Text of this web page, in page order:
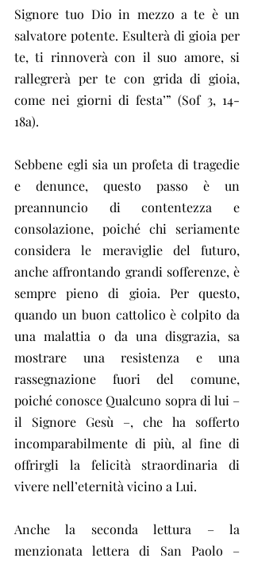
Signore tuo Dio in mezzo a te è un
salvatore potente. Esulterà di gioia per
te, ti rinnoverà con il suo amore, si
rallegrerà per te con grida di gioia,
come nei giorni di festa’” (Sof 3, 14-
18a).
Sebbene egli sia un profeta di tragedie
e denunce, questo passo è un
preannuncio di contentezza e
consolazione, poiché chi seriamente
considera le meraviglie del futuro,
anche affrontando grandi sofferenze, è
sempre pieno di gioia. Per questo,
quando un buon cattolico è colpito da
una malattia o da una disgrazia, sa
mostrare una resistenza e una
rassegnazione fuori del comune,
poiché conosce Qualcuno sopra di lui –
il Signore Gesù –, che ha sofferto
incomparabilmente di più, al fine di
offrirgli la felicità straordinaria di
vivere nell’eternità vicino a Lui.
Anche la seconda lettura – la
menzionata lettera di San Paolo –